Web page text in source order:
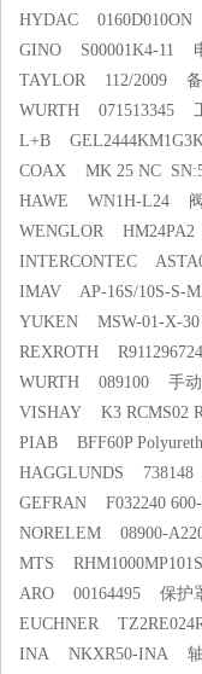
HYDAC
GINO S00001K4-11
TAYLOR 112/2009
WURTH 071513345
L+B
COAX MK 25 NC
HAWE WN1H-L24
WENGLOR
INTERCONTEC
IMAV AP-16S/10S-S-
YUKEN MSW-01-X-
REXROTH
WURTH 089100 手动
VISHAY K3 RCMS02
PIAB BFF60P
HAGGLUNDS
GEFRAN F032240
NORELEM 08900-
MTS
ARO 00164495 保护
EUCHNER
INA NKXR50-INA